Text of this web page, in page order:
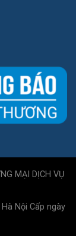
MẠI DỊCH VỤ
Nội Cấp ngày